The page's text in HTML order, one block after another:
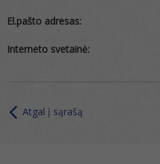
El.pašto adresas:
Interneto svetainė:
Atgal į sąrašą